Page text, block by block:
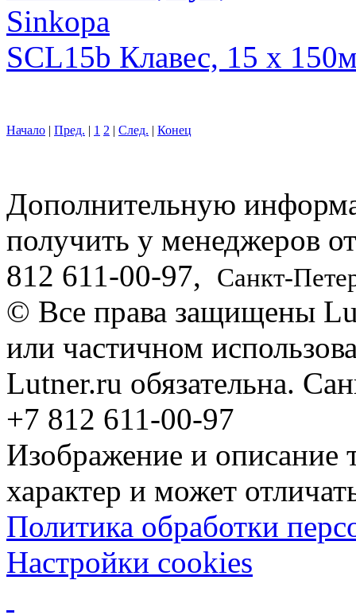
SCL15b Клавес, 15 х
Начало | Пред. | 1 2 | След. | Конец
Дополнительную
получить у менеджеров
812 611-00-97, Санкт-
© Все права защищены
или частичном
Lutner.ru обязательна.
+7 812 611-00-97
Изображение и описание
характер и может
Политика обработки
Настройки cookies